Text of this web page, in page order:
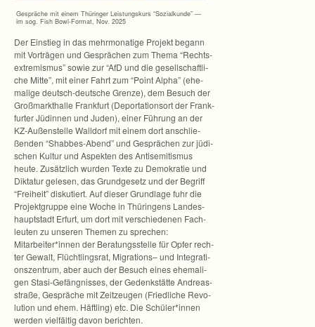
Gesprä­che mit einem Thü­rin­ger Leis­tungs­kurs “Sozi­al­kunde” —
im sog. Fish Bowl-Format, Nov. 2025
Der Ein­stieg in das mehr­mo­na­tige Pro­jekt begann
mit Vor­trä­gen und Gesprä­chen zum Thema “Rechts­
ex­tre­mis­mus” sowie zur “AfD und die gesell­schaft­li­
che Mitte”, mit einer Fahrt zum “Point Alpha” (ehe­
ma­lige deutsch-deutsche Grenze), dem Besuch der
Groß­markt­halle Frank­furt (Depor­ta­ti­ons­ort der Frank­
fur­ter Jüdin­nen und Juden), einer Füh­rung an der
KZ-Außenstelle Wall­dorf mit einem dort anschlie­
ßen­den “Shabbes-Abend” und Gesprä­chen zur jüdi­
schen Kul­tur und Aspek­ten des Anti­se­mi­tis­mus
heute. Zusätz­lich wur­den Texte zu Demo­kra­tie und
Dik­ta­tur gele­sen, das Grund­ge­setz und der Begriff
“Frei­heit” dis­ku­tiert. Auf die­ser Grund­lage fuhr die
Pro­jekt­gruppe eine Woche in Thü­rin­gens Lan­des­
haupt­stadt Erfurt, um dort mit ver­schie­de­nen Fach­
leu­ten zu unse­ren The­men zu spre­chen:
Mitarbeiter*innen der Bera­tungs­stelle für Opfer rech­
ter Gewalt, Flücht­lings­rat, Migra­ti­ons– und Inte­gra­ti­
ons­zen­trum, aber auch der Besuch eines ehe­ma­li­
gen Stasi-Gefängnisses, der Gedenk­stätte Andre­as­
straße, Gesprä­che mit Zeit­zeu­gen (Fried­li­che Revo­
lu­tion und ehem. Häft­ling) etc. Die Schüler*innen
wer­den viel­fäl­tig davon berichten.